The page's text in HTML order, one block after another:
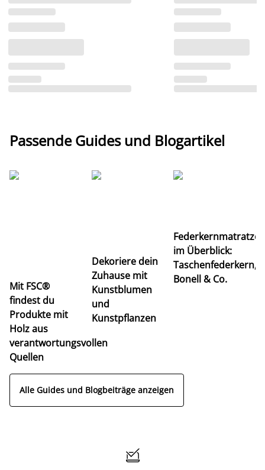
Passende Guides und Blogartikel
Mit FSC®
findest du
Produkte mit
Holz aus
verantwortungsvollen
Quellen
Dekoriere dein
Zuhause mit
Kunstblumen
und
Kunstpflanzen
im Überblick:
Taschenfederkern,
Bonell & Co.
Alle Guides und Blogbeiträge anzeigen
